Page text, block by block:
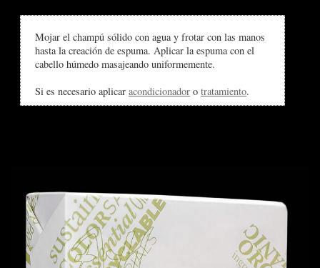
Mojar el champú sólido con agua y frotar con las manos
hasta la creación de espuma. Aplicar la espuma con el
cabello húmedo masajeando uniformemente.
Si es necesario aplicaracondicionador otratamiento.